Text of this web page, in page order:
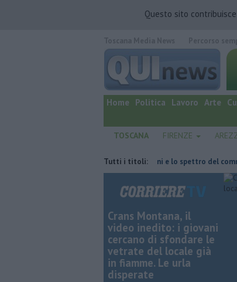
Questo sito
quotidiano online.
Home Politica Lavoro Arte
TOSCANA FIRENZE
Tutti i titoli:
Retiambiente, il dopo Fortini e lo spettro del
Crans Montana, il
video inedito: i giovani
cercano di sfondare le
vetrate del locale già
in fiamme. Le urla
disperate